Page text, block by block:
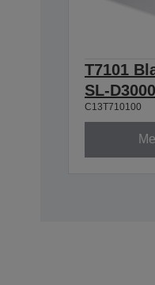
T7101
SL-D3000
C13T710100